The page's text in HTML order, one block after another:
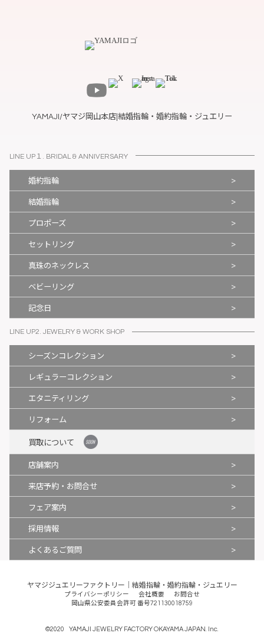
YAMAJI/ヤマジ岡山本店|結婚指輪・婚約指輪・ジュエリー
LINE UP１. BRIDAL & ANNIVERSARY
婚約指輪 >
結婚指輪 >
プロポーズ >
セットリング >
真珠のネックレス >
ベビーリング >
記念日 >
LINE UP2. JEWELRY & WORK SHOP
シーズンコレクション >
レギュラーコレクション >
エタニティリング >
リフォーム >
買取について
店舗案内 >
来店予約・お問合せ >
フェア案内 >
採用情報 >
よくあるご質問 >
ヤマジジュエリーファクトリー｜結婚指輪・婚約指輪・ジュエリー
プライバシーポリシー 会社概要
お問合せ
岡山県公安委員会許可 番号721130018759
©2020 YAMAJI JEWELRY FACTORY OKAYAMA JAPAN. Inc.